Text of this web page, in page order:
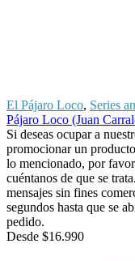
El Pájaro Loco, Series
Pájaro Loco (Juan
Si deseas ocupar a
promocionar un
lo mencionado, por
cuéntanos de que se
mensajes sin fines
segundos hasta que se
pedido.
Desde $16.990